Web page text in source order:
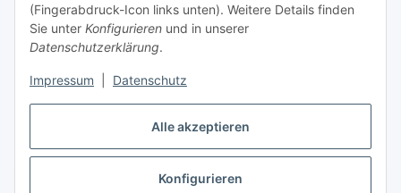
Alle akzeptieren
Konfigurieren
(Fingerabdruck-Icon links unten). Weitere Details finden
Sie unter Konfigurieren und in unserer
Datenschutzerklärung.
Impressum Datenschutz
Vertrag widerrufen